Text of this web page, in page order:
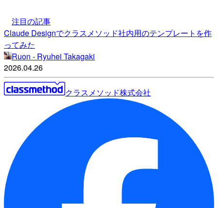
注目の記事
Claude Designでクラスメソッド社内用のテンプレートを作
ってみた
Ruon - Ryuhei Takagaki
2026.04.26
クラスメソッド株式会社